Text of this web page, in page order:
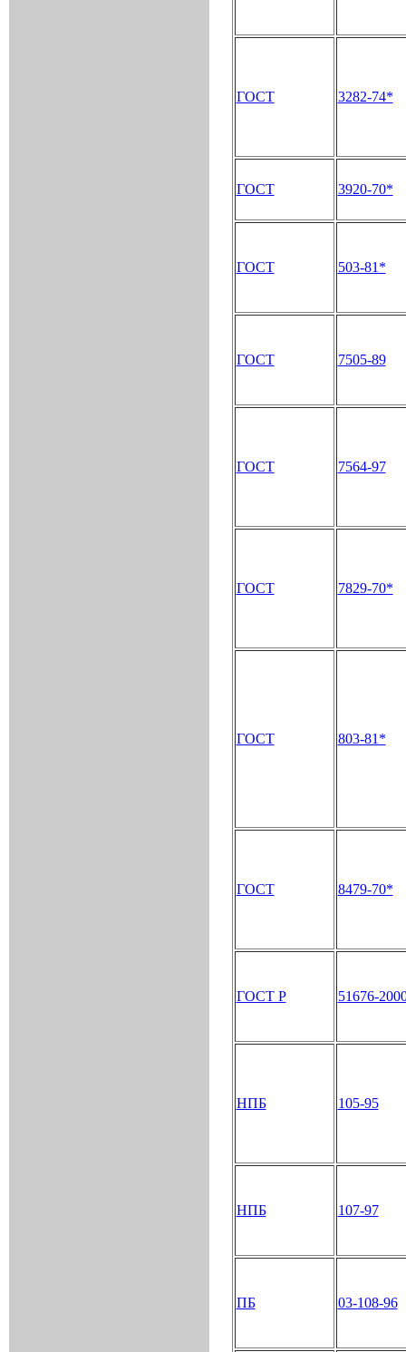
ГОСТ 3282-74*
ГОСТ 3920-70*
ГОСТ 503-81*
ГОСТ 7505-89
ГОСТ 7564-97
ГОСТ 7829-70*
ГОСТ 803-81*
ГОСТ 8479-70*
ГОСТ Р 51676-
НПБ 105-95
НПБ 107-97
ПБ 03-108-96